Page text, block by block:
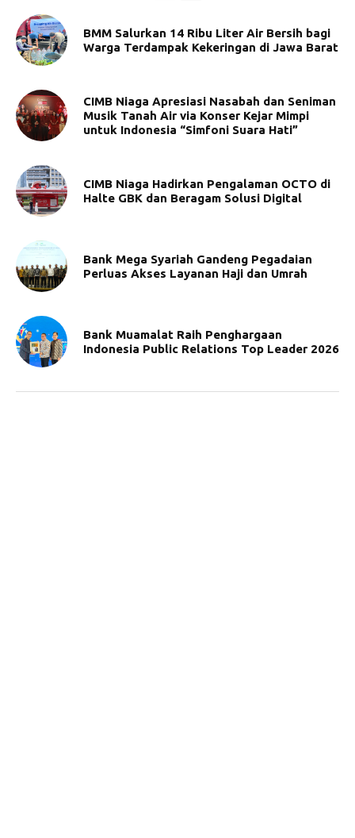
BMM Salurkan 14 Ribu Liter Air Bersih bagi
Warga Terdampak Kekeringan di Jawa Barat
CIMB Niaga Apresiasi Nasabah dan Seniman
Musik Tanah Air via Konser Kejar Mimpi
untuk Indonesia “Simfoni Suara Hati”
CIMB Niaga Hadirkan Pengalaman OCTO di
Halte GBK dan Beragam Solusi Digital
Bank Mega Syariah Gandeng Pegadaian
Perluas Akses Layanan Haji dan Umrah
Bank Muamalat Raih Penghargaan
Indonesia Public Relations Top Leader 2026